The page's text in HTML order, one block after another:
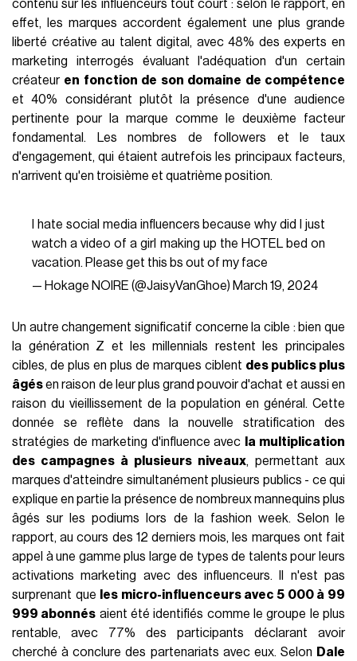
contenu sur les influenceurs tout court : selon le rapport, en
effet, les marques accordent également une plus grande
liberté créative au talent digital, avec 48% des experts en
marketing interrogés évaluant l'adéquation d'un certain
créateur en fonction de son domaine de compétence
et 40% considérant plutôt la présence d'une audience
pertinente pour la marque comme le deuxième facteur
fondamental. Les nombres de followers et le taux
d'engagement, qui étaient autrefois les principaux facteurs,
n'arrivent qu'en troisième et quatrième position.
I hate social media influencers because why did I just
watch a video of a girl making up the HOTEL bed on
vacation. Please get this bs out of my face
— Hokage NOIRE (@JaisyVanGhoe) March 19, 2024
Un autre changement significatif concerne la cible : bien que
la génération Z et les millennials restent les principales
cibles, de plus en plus de marques ciblent des publics plus
âgésen raison de leur plus grand pouvoir d'achat et aussi en
raison du vieillissement de la population en général. Cette
donnée se reflète dans la nouvelle stratification des
stratégies de marketing d'influence avec
la multiplication
des campagnes à plusieurs niveaux, permettant aux
marques d'atteindre simultanément plusieurs publics - ce qui
explique en partie la présence de nombreux mannequins plus
âgés sur les podiums lors de la fashion week. Selon le
rapport, au cours des 12 derniers mois, les marques ont fait
appel à une gamme plus large de types de talents pour leurs
activations marketing avec des influenceurs. Il n'est pas
surprenant que
les micro-influenceurs avec 5 000 à 99
999 abonnés aient été identifiés comme le groupe le plus
rentable, avec 77% des participants déclarant avoir
cherché à conclure des partenariats avec eux. Selon Dale